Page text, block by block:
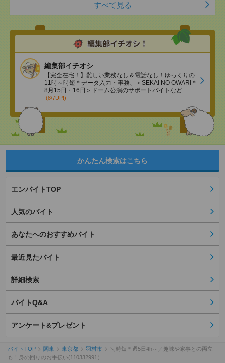
すべて見る
編集部イチオシ
【完全在宅！】難しい業務なし＆電話なし！ゆっくりの
11時～時短＊データ入力・事務、＜SEKAI NO OWARI＊
8月15日・16日＞ドーム公演のサポートバイトなど
(8/7UP!)
かんたん検索はこちら
エンバイトTOP
人気のバイト
あなたへのおすすめバイト
最近見たバイト
詳細検索
バイトQ&A
アンケート&プレゼント
バイトTOP 関東 東京都 羽村市
＼時短＊週5日4h～／趣味や家事との両立
も！身の回りのお手伝い(110332991）